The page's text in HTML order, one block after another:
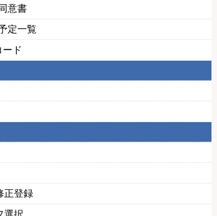
意書
定一覧
ド
登録